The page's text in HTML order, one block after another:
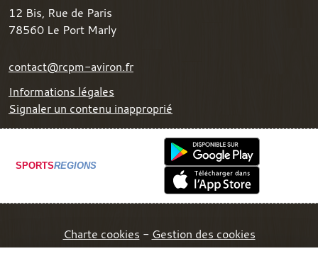
12 Bis, Rue de Paris
78560 Le Port Marly
contact@rcpm-aviron.fr
Informations légales
Signaler un contenu inapproprié
SPORTSREGIONS
Charte cookies Gestion des cookies